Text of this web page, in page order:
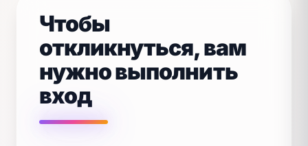
Чтобы
откликнуться, вам
нужно выполнить
вход